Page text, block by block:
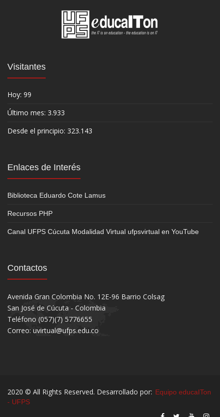
Visitantes
Hoy: 99
Último mes: 3.933
Desde el principio: 323.143
Enlaces de Interés
Biblioteca Eduardo Cote Lamus
Recursos PHP
Canal UFPS Cúcuta Modalidad Virtual ufpsvirtual en YouTube
Contactos
Avenida Gran Colombia No. 12E-96 Barrio Colsag
San José de Cúcuta - Colombia
Teléfono (057)(7) 5776655
Correo: uvirtual@ufps.edu.co
2020 © All Rights Reserved. Desarrollado por: Equipo educaITon
- UFPS